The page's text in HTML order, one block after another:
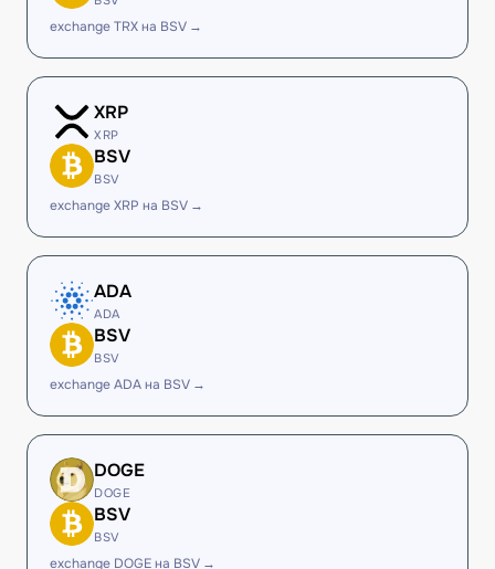
exchange TRX на BSV →
XRP
XRP
BSV
BSV
exchange XRP на BSV →
ADA
ADA
BSV
BSV
exchange ADA на BSV →
DOGE
DOGE
BSV
BSV
exchange DOGE на BSV →